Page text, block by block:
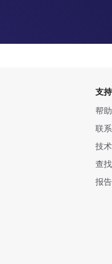
支持
帮
联
技
查
报